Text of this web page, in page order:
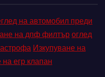
на автомобил преди
на дпф филтъроглед
Изкупуване на
егр клапан